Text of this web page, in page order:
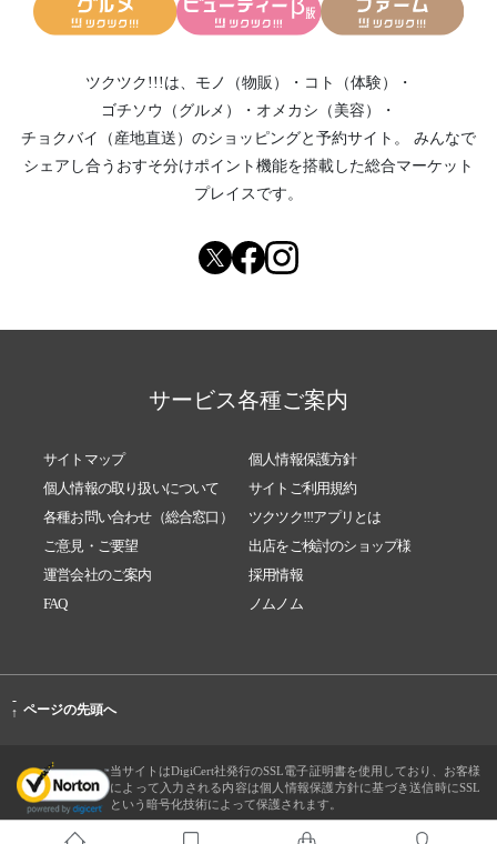
ツクツク!!!は、 モノ（物販） ・ コト（体験）
・
ゴチソウ（グルメ）
・ オメカシ（美容）
・
チョクバイ（産地直送） のショッピングと予約サイト。
みんなで
シェアし合う おすそ分けポイント機能を搭載した総合マーケット
プレイスです。
サービス各種ご案内
サイトマップ
個人情報保護方針
個人情報の取り扱いについて
サイトご利用規約
各種お問い合わせ（総合窓口）
ツクツク!!!アプリとは
ご意見・ご要望
出店をご検討のショップ様
運営会社のご案内
採用情報
FAQ
ノムノム
-
↑ ページの先頭へ
当サイトはDigiCert社発行のSSL電子証明書を使用しており、お客様
によって入力される内容は個人情報保護方針に基づき送信時にSSL
という暗号化技術によって保護されます。